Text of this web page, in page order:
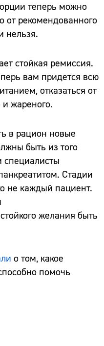
теперь можно
от рекомендованного
нельзя.
стойкая ремиссия.
вам придется всю
отказаться от
и жареного.
в рацион новые
быть из того
специалисты
Стадии
не каждый пациент.
желания быть
о том, какое
помочь